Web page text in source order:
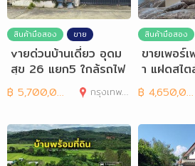
สินค้ามือสอง ขาย
vายด่วนบ้านเดี่ยว อุดม
สุข 26 แยก5 ใกล้รถไฟ
ฟ้า-อุดมสุข
฿ 5,700,000 กรุงเทพมหานคร
สินค้ามือสอง
ขายเพอร์
า แฝดสไต
อยเอแบค
฿ 4,650,000